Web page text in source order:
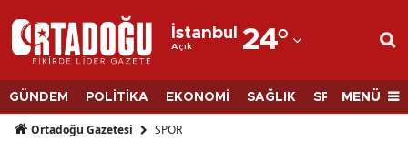
İstanbul
Açık 24°
Adana
Adıyaman
GÜNDEM POLİTİKA EKONOMİ SAĞLIK SPORMENÜ
Ortadoğu Gazetesi SPOR